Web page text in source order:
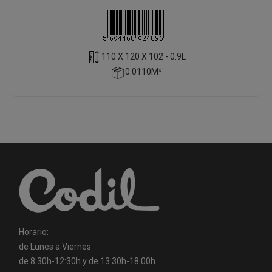
110 X 120 X 102 - 0.9L
0.0110M³
Horario:
de Lunes a Viernes
de 8:30h-12:30h y de 13:30h-18:00h